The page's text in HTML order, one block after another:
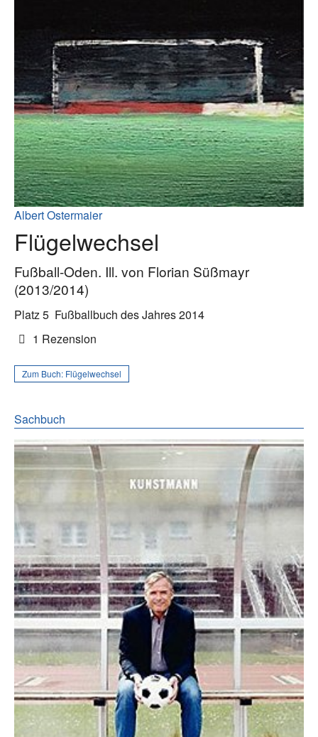
Albert Ostermaier
Flügelwechsel
Fußball-Oden. Ill. von Florian Süßmayr
(2013/2014)
Platz 5 Fußballbuch des Jahres 2014
1 Rezension
Zum Buch: Flügelwechsel
Sachbuch